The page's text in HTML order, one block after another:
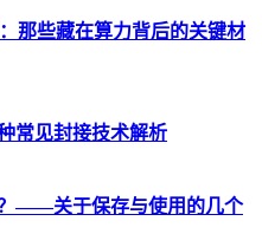
那些藏在算力背后的关键材
常见封接技术解析
——关于保存与使用的几个